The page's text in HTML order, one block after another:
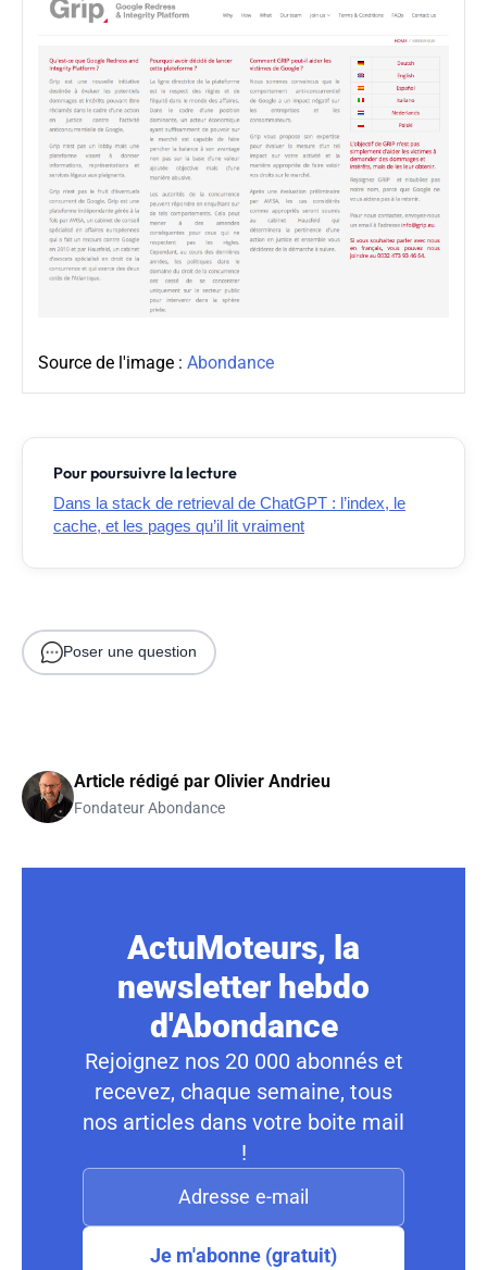
Source de l'image : Abondance
Pour poursuivre la lecture
Dans la stack de retrieval de ChatGPT : l’index, le
cache, et les pages qu’il lit vraiment
Poser une question
Article rédigé par Olivier Andrieu
Fondateur Abondance
ActuMoteurs, la
newsletter hebdo
d'Abondance
Rejoignez nos 20 000 abonnés et
recevez, chaque semaine, tous
nos articles dans votre boite mail
!
Je m'abonne (gratuit)